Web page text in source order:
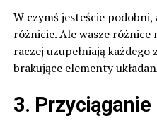
W czymś jesteście
różnicie. Ale wasze
raczej uzupełniają każdego
brakujące elementy
3. Przyciąganie